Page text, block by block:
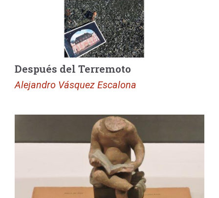
Después del Terremoto
Alejandro Vásquez Escalona